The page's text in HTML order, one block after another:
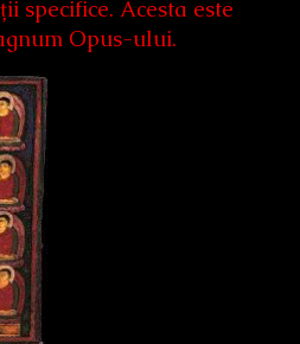
specifice. Acesta este
Opus-ului.